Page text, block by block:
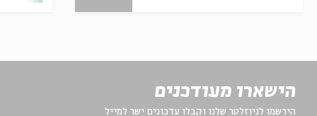
הישארו מעודכנים
הירשמו לניוזלטר שלנו וקבלו עדכונים ישר למייל